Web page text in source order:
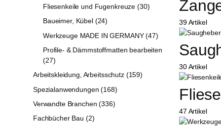
39 Artikel
30 Artikel
47 Artikel
Fliesenkeile und Fugenkreuze (30)
Baueimer, Kübel (24)
Werkzeuge MADE IN GERMANY (47)
Profile- & Dämmstoffmatten bearbeiten
(27)
Arbeitskleidung, Arbeitsschutz (159)
Spezialanwendungen (168)
Verwandte Branchen (336)
Fachbücher Bau (2)